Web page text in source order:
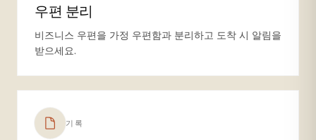
우편 분리
비즈니스 우편을 가정 우편함과 분리하고 도착 시 알림을
받으세요.
기록